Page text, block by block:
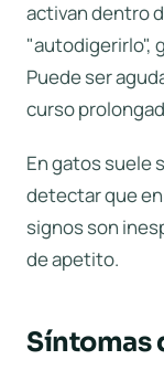
activan dentro
"autodigerirlo",
Puede ser
curso
En gatos suele
detectar que
signos son
de apetito.
Síntomas